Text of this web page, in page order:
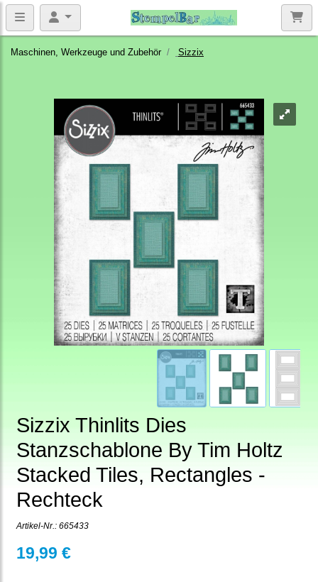
Maschinen, Werkzeuge und Zubehör Sizzix
Sizzix Thinlits Dies
Stanzschablone By Tim Holtz
Stacked Tiles, Rectangles -
Rechteck
Artikel-Nr.: 665433
19,99 €